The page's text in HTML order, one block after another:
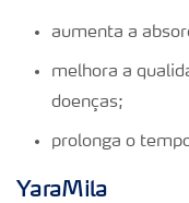
aumenta a
melhora a
doenças;
prolonga o
YaraMila